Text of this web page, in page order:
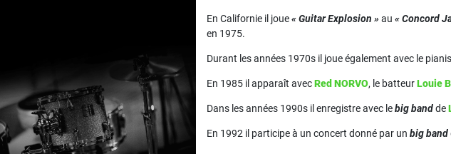
En Californie il joue« Guitar Explosion » au « Concord
en 1975.
Durant les années 1970s il joue également avec le
En 1985 il apparaît avecRed NORVO, le batteurLouie
Dans les années 1990s il enregistre avec lebig bandde
En 1992 il participe à un concert donné par un big band